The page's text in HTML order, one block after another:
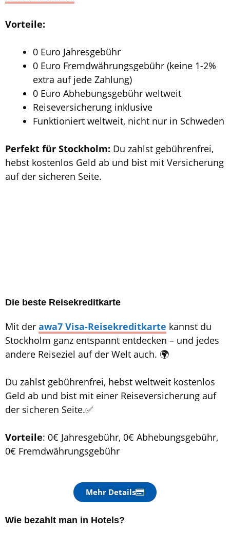
Vorteile:
0 Euro Jahresgebühr
0 Euro Fremdwährungsgebühr (keine 1-2%
extra auf jede Zahlung)
0 Euro Abhebungsgebühr weltweit
Reiseversicherung inklusive
Funktioniert weltweit, nicht nur in Schweden
Perfekt für Stockholm: Du zahlst gebührenfrei,
hebst kostenlos Geld ab und bist mit Versicherung
auf der sicheren Seite.
Die beste Reisekreditkarte
Mit der awa7 Visa-Reisekreditkarte kannst du
Stockholm ganz entspannt entdecken – und jedes
andere Reiseziel auf der Welt auch. 🌍
Du zahlst gebührenfrei, hebst weltweit kostenlos
Geld ab und bist mit einer Reiseversicherung auf
der sicheren Seite.✅
Vorteile: 0€ Jahresgebühr, 0€ Abhebungsgebühr,
0€ Fremdwährungsgebühr
Mehr Details
Wie bezahlt man in Hotels?